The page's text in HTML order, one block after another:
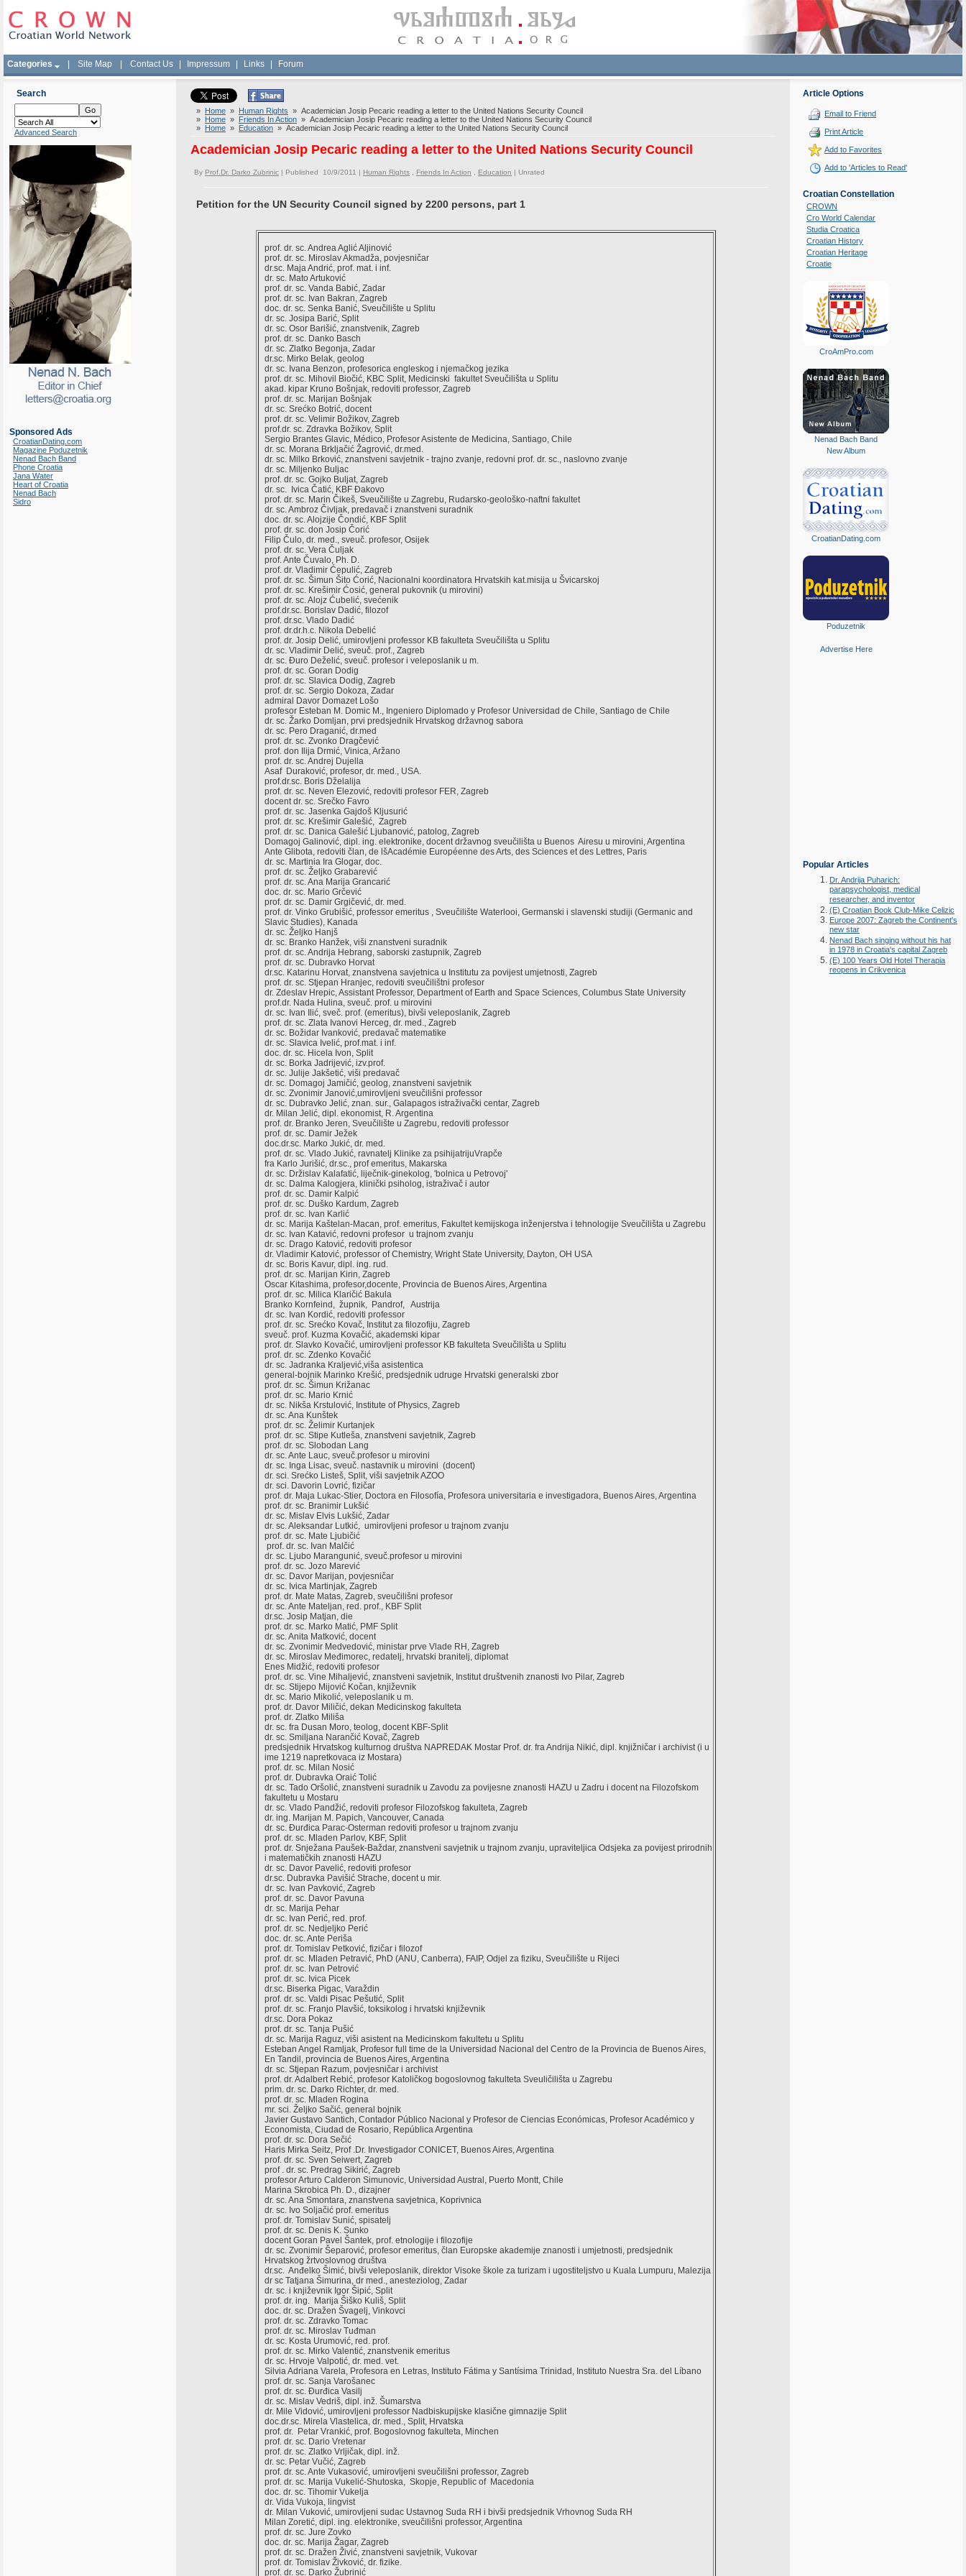
Categories Site Map Contact Us Impressum Links Forum
Search
Advanced Search
Sponsored Ads
CroatianDating.com
Magazine Poduzetnik
Nenad Bach Band
Phone Croatia
Jana Water
Heart of Croatia
Nenad Bach
Sidro
» Home » Human Rights » Academician Josip Pecaric reading a letter to the United Nations Security Council
» Home » Friends In Action » Academician Josip Pecaric reading a letter to the United Nations Security Council
» Home » Education » Academician Josip Pecaric reading a letter to the United Nations Security Council
Academician Josip Pecaric reading a letter to the United Nations Security Council
By Prof.Dr. Darko Zubrinic | Published 10/9/2011 | Human Rights Friends In Action Education | Unrated
Petition for the UN Security Council signed by 2200 persons, part 1
prof. dr. sc. Andrea Aglić Aljinović
prof. dr. sc. Miroslav Akmadža, povjesničar
dr.sc. Maja Andrić, prof. mat. i inf.
dr. sc. Mato Artuković
prof. dr. sc. Vanda Babić, Zadar
prof. dr. sc. Ivan Bakran, Zagreb
doc. dr. sc. Senka Banić, Sveučilište u Splitu
dr. sc. Josipa Barić, Split
dr. sc. Osor Barišić, znanstvenik, Zagreb
prof. dr. sc. Danko Basch
dr. sc. Zlatko Begonja, Zadar
dr.sc. Mirko Belak, geolog
dr. sc. Ivana Benzon, profesorica engleskog i njemačkog jezika
prof. dr. sc. Mihovil Biočić, KBC Split, Medicinski fakultet Sveučilišta u Splitu
akad. kipar Kruno Bošnjak, redoviti professor, Zagreb
prof. dr. sc. Marijan Bošnjak
dr. sc. Srećko Botrić, docent
prof. dr. sc. Velimir Božikov, Zagreb
prof.dr. sc. Zdravka Božikov, Split
Sergio Brantes Glavic, Médico, Profesor Asistente de Medicina, Santiago, Chile
dr. sc. Morana Brkljačić Žagrović, dr.med.
dr. sc. Milko Brković, znanstveni savjetnik - trajno zvanje, redovni prof. dr. sc., naslovno zvanje
dr. sc. Miljenko Buljac
prof. dr. sc. Gojko Buljat, Zagreb
dr. sc. Ivica Čatić, KBF Đakovo
prof. dr. sc. Marin Čikeš, Sveučilište u Zagrebu, Rudarsko-geološko-naftni fakultet
dr. sc. Ambroz Čivljak, predavač i znanstveni suradnik
doc. dr. sc. Alojzije Čondić, KBF Split
prof. dr. sc. don Josip Čorić
Filip Čulo, dr. med., sveuč. profesor, Osijek
prof. dr. sc. Vera Čuljak
prof. Ante Čuvalo, Ph. D.
prof. dr. Vladimir Ćepulić, Zagreb
prof. dr. sc. Šimun Šito Ćorić, Nacionalni koordinatora Hrvatskih kat.misija u Švicarskoj
prof. dr. sc. Krešimir Ćosić, general pukovnik (u mirovini)
prof. dr. sc. Alojz Ćubelić, svećenik
prof.dr.sc. Borislav Dadić, filozof
prof. dr.sc. Vlado Dadić
prof. dr.dr.h.c. Nikola Debelić
prof. dr. Josip Delić, umirovljeni professor KB fakulteta Sveučilišta u Splitu
dr. sc. Vladimir Delić, sveuč. prof., Zagreb
dr. sc. Đuro Deželić, sveuč. profesor i veleposlanik u m.
prof. dr. sc. Goran Dodig
prof. dr. sc. Slavica Dodig, Zagreb
prof. dr. sc. Sergio Dokoza, Zadar
admiral Davor Domazet Lošo
profesor Esteban M. Domic M., Ingeniero Diplomado y Profesor Universidad de Chile, Santiago de Chile
dr. sc. Žarko Domljan, prvi predsjednik Hrvatskog državnog sabora
dr. sc. Pero Draganić, dr.med
prof. dr. sc. Zvonko Dragčević
prof. don Ilija Drmić, Vinica, Aržano
prof. dr. sc. Andrej Dujella
Asaf Duraković, profesor, dr. med., USA.
prof.dr.sc. Boris Dželalija
prof. dr. sc. Neven Elezović, redoviti profesor FER, Zagreb
docent dr. sc. Srečko Favro
prof. dr. sc. Jasenka Gajdoš Kljusurić
prof. dr. sc. Krešimir Galešić, Zagreb
prof. dr. sc. Danica Galešić Ljubanović, patolog, Zagreb
Domagoj Galinović, dipl. ing. elektronike, docent državnog sveučilišta u Buenos Airesu u mirovini, Argentina
Ante Glibota, redoviti član, de lšAcadémie Européenne des Arts, des Sciences et des Lettres, Paris
dr. sc. Martinia Ira Glogar, doc.
prof. dr. sc. Željko Grabarević
prof. dr. sc. Ana Marija Grancarić
doc. dr. sc. Mario Grčević
prof. dr. sc. Damir Grgičević, dr. med.
prof. dr. Vinko Grubišić, professor emeritus , Sveučilište Waterlooi, Germanski i slavenski studiji (Germanic and
Slavic Studies), Kanada
dr. sc. Željko Hanjš
dr. sc. Branko Hanžek, viši znanstveni suradnik
prof. dr. sc. Andrija Hebrang, saborski zastupnik, Zagreb
prof. dr. sc. Dubravko Horvat
dr.sc. Katarinu Horvat, znanstvena savjetnica u Institutu za povijest umjetnosti, Zagreb
prof. dr. sc. Stjepan Hranjec, redoviti sveučilištni profesor
dr. Zdeslav Hrepic, Assistant Professor, Department of Earth and Space Sciences, Columbus State University
prof.dr. Nada Hulina, sveuč. prof. u mirovini
dr. sc. Ivan Ilić, sveč. prof. (emeritus), bivši veleposlanik, Zagreb
prof. dr. sc. Zlata Ivanovi Herceg, dr. med., Zagreb
dr. sc. Božidar Ivanković, predavač matematike
dr. sc. Slavica Ivelić, prof.mat. i inf.
doc. dr. sc. Hicela Ivon, Split
dr. sc. Borka Jadrijević, izv.prof.
dr. sc. Julije Jakšetić, viši predavač
dr. sc. Domagoj Jamičić, geolog, znanstveni savjetnik
dr. sc. Zvonimir Janović,umirovljeni sveučilišni professor
dr. sc. Dubravko Jelić, znan. sur., Galapagos istraživački centar, Zagreb
dr. Milan Jelić, dipl. ekonomist, R. Argentina
prof. dr. Branko Jeren, Sveučilište u Zagrebu, redoviti professor
prof. dr. sc. Damir Ježek
doc.dr.sc. Marko Jukić, dr. med.
prof. dr. sc. Vlado Jukić, ravnatelj Klinike za psihijatrijuVrapče
fra Karlo Jurišić, dr.sc., prof emeritus, Makarska
dr. sc. Držislav Kalafatić, liječnik-ginekolog, 'bolnica u Petrovoj'
dr. sc. Dalma Kalogjera, klinički psiholog, istraživač i autor
prof. dr. sc. Damir Kalpić
prof. dr. sc. Duško Kardum, Zagreb
prof. dr. sc. Ivan Karlić
dr. sc. Marija Kaštelan-Macan, prof. emeritus, Fakultet kemijskoga inženjerstva i tehnologije Sveučilišta u Zagrebu
dr. sc. Ivan Katavić, redovni profesor u trajnom zvanju
dr. sc. Drago Katović, redoviti profesor
dr. Vladimir Katović, professor of Chemistry, Wright State University, Dayton, OH USA
dr. sc. Boris Kavur, dipl. ing. rud.
prof. dr. sc. Marijan Kirin, Zagreb
Oscar Kitashima, profesor,docente, Provincia de Buenos Aires, Argentina
prof. dr. sc. Milica Klaričić Bakula
Branko Kornfeind, župnik, Pandrof, Austrija
dr. sc. Ivan Kordić, redoviti professor
prof. dr. sc. Srećko Kovač, Institut za filozofiju, Zagreb
sveuč. prof. Kuzma Kovačić, akademski kipar
prof. dr. Slavko Kovačić, umirovljeni professor KB fakulteta Sveučilišta u Splitu
prof. dr. sc. Zdenko Kovačić
dr. sc. Jadranka Kraljević,viša asistentica
general-bojnik Marinko Krešić, predsjednik udruge Hrvatski generalski zbor
prof. dr. sc. Šimun Križanac
prof. dr. sc. Mario Krnić
dr. sc. Nikša Krstulović, Institute of Physics, Zagreb
dr. sc. Ana Kunštek
prof. dr. sc. Želimir Kurtanjek
prof. dr. sc. Stipe Kutleša, znanstveni savjetnik, Zagreb
prof. dr. sc. Slobodan Lang
dr. sc. Ante Lauc, sveuč.profesor u mirovini
dr. sc. Inga Lisac, sveuč. nastavnik u mirovini (docent)
dr. sci. Srećko Listeš, Split, viši savjetnik AZOO
dr. sci. Davorin Lovrić, fizičar
prof. dr. Maja Lukac-Stier, Doctora en Filosofía, Profesora universitaria e investigadora, Buenos Aires, Argentina
prof. dr. sc. Branimir Lukšić
dr. sc. Mislav Elvis Lukšić, Zadar
dr. sc. Aleksandar Lutkić, umirovljeni profesor u trajnom zvanju
prof. dr. sc. Mate Ljubičić
prof. dr. sc. Ivan Malčić
dr. sc. Ljubo Marangunić, sveuč.profesor u mirovini
prof. dr. sc. Jozo Marević
dr. sc. Davor Marijan, povjesničar
dr. sc. Ivica Martinjak, Zagreb
prof. dr. Mate Matas, Zagreb, sveučilišni profesor
dr. sc. Ante Mateljan, red. prof., KBF Split
dr.sc. Josip Matjan, die
prof. dr. sc. Marko Matić, PMF Split
dr. sc. Anita Matković, docent
dr. sc. Zvonimir Medvedović, ministar prve Vlade RH, Zagreb
dr. sc. Miroslav Međimorec, redatelj, hrvatski branitelj, diplomat
Enes Midžić, redoviti profesor
prof. dr. sc. Vine Mihaljević, znanstveni savjetnik, Institut društvenih znanosti Ivo Pilar, Zagreb
dr. sc. Stijepo Mijović Kočan, književnik
dr. sc. Mario Mikolić, veleposlanik u m.
prof. dr. Davor Miličić, dekan Medicinskog fakulteta
prof. dr. Zlatko Miliša
dr. sc. fra Dusan Moro, teolog, docent KBF-Split
dr. sc. Smiljana Narančić Kovač, Zagreb
predsjednik Hrvatskog kulturnog društva NAPREDAK Mostar Prof. dr. fra Andrija Nikić, dipl. knjižničar i archivist (i u
ime 1219 napretkovaca iz Mostara)
prof. dr. sc. Milan Nosić
prof. dr. Dubravka Oraić Tolić
dr. sc. Tado Oršolić, znanstveni suradnik u Zavodu za povijesne znanosti HAZU u Zadru i docent na Filozofskom
fakultetu u Mostaru
dr. sc. Vlado Pandžić, redoviti profesor Filozofskog fakulteta, Zagreb
dr. ing. Marijan M. Papich, Vancouver, Canada
dr. sc. Đurđica Parac-Osterman redoviti profesor u trajnom zvanju
prof. dr. sc. Mladen Parlov, KBF, Split
prof. dr. Snježana Paušek-Baždar, znanstveni savjetnik u trajnom zvanju, upraviteljica Odsjeka za povijest prirodnih
i matematičkih znanosti HAZU
dr. sc. Davor Pavelić, redoviti profesor
dr.sc. Dubravka Pavišić Strache, docent u mir.
dr. sc. Ivan Pavković, Zagreb
prof. dr. sc. Davor Pavuna
dr. sc. Marija Pehar
dr. sc. Ivan Perić, red. prof.
prof. dr. sc. Nedjeljko Perić
doc. dr. sc. Ante Periša
prof. dr. Tomislav Petković, fizičar i filozof
prof. dr. sc. Mladen Petravić, PhD (ANU, Canberra), FAIP, Odjel za fiziku, Sveučilište u Rijeci
prof. dr. sc. Ivan Petrović
prof. dr. sc. Ivica Picek
dr.sc. Biserka Pigac, Varaždin
prof. dr. sc. Valdi Pisac Pešutić, Split
prof. dr. sc. Franjo Plavšić, toksikolog i hrvatski književnik
dr.sc. Dora Pokaz
prof. dr. sc. Tanja Pušić
dr. sc. Marija Raguz, viši asistent na Medicinskom fakultetu u Splitu
Esteban Angel Ramljak, Profesor full time de la Universidad Nacional del Centro de la Provincia de Buenos Aires,
En Tandil, provincia de Buenos Aires, Argentina
dr. sc. Stjepan Razum, povjesničar i archivist
prof. dr. Adalbert Rebić, profesor Katoličkog bogoslovnog fakulteta Sveuličilišta u Zagrebu
prim. dr. sc. Darko Richter, dr. med.
prof. dr. sc. Mladen Rogina
mr. sci. Željko Sačić, general bojnik
Javier Gustavo Santich, Contador Público Nacional y Profesor de Ciencias Económicas, Profesor Académico y
Economista, Ciudad de Rosario, República Argentina
prof. dr. sc. Dora Sečić
Haris Mirka Seitz, Prof .Dr. Investigador CONICET, Buenos Aires, Argentina
prof. dr. sc. Sven Seiwert, Zagreb
prof . dr. sc. Predrag Sikirić, Zagreb
profesor Arturo Calderon Simunovic, Universidad Austral, Puerto Montt, Chile
Marina Skrobica Ph. D., dizajner
dr. sc. Ana Smontara, znanstvena savjetnica, Koprivnica
dr. sc. Ivo Soljačić prof. emeritus
prof. dr. Tomislav Sunić, spisatelj
prof. dr. sc. Denis K. Sunko
docent Goran Pavel Šantek, prof. etnologije i filozofije
dr. sc. Zvonimir Šeparović, profesor emeritus, član Europske akademije znanosti i umjetnosti, predsjednik
Hrvatskog žrtvoslovnog društva
dr.sc. Anđelko Šimić, bivši veleposlanik, direktor Visoke škole za turizam i ugostiteljstvo u Kuala Lumpuru, Malezija
dr sc Tatjana Šimurina, dr med., anesteziolog, Zadar
dr. sc. i književnik Igor Šipić, Split
prof. dr. ing. Marija Šiško Kuliš, Split
doc. dr. sc. Dražen Švagelj, Vinkovci
prof. dr. sc. Zdravko Tomac
prof. dr. sc. Miroslav Tuđman
dr. sc. Kosta Urumović, red. prof.
prof. dr. sc. Mirko Valentić, znanstvenik emeritus
dr. sc. Hrvoje Valpotić, dr. med. vet.
Silvia Adriana Varela, Profesora en Letras, Instituto Fátima y Santísima Trinidad, Instituto Nuestra Sra. del Líbano
prof. dr. sc. Sanja Varošanec
prof. dr. sc. Đurđica Vasilj
dr. sc. Mislav Vedriš, dipl. inž. Šumarstva
dr. Mile Vidović, umirovljeni professor Nadbiskupijske klasične gimnazije Split
doc.dr.sc. Mirela Vlastelica, dr. med., Split, Hrvatska
prof. dr. Petar Vrankić, prof. Bogoslovnog fakulteta, Minchen
prof. dr. sc. Dario Vretenar
prof. dr. sc. Zlatko Vrljičak, dipl. inž.
dr. sc. Petar Vučić, Zagreb
prof. dr. sc. Ante Vukasović, umirovljeni sveučilišni professor, Zagreb
prof. dr. sc. Marija Vukelić-Shutoska, Skopje, Republic of Macedonia
doc. dr. sc. Tihomir Vukelja
dr. Vida Vukoja, lingvist
dr. Milan Vuković, umirovljeni sudac Ustavnog Suda RH i bivši predsjednik Vrhovnog Suda RH
Milan Zoretić, dipl. ing. elektronike, sveučilišni professor, Argentina
prof. dr. sc. Jure Zovko
doc. dr. sc. Marija Žagar, Zagreb
prof. dr. sc. Dražen Živić, znanstveni savjetnik, Vukovar
prof. dr. Tomislav Živković, dr. fizike.
prof. dr. sc. Darko Žubrinić
Article Options
Email to Friend
Print Article
Add to Favorites
Add to 'Articles to Read'
Croatian Constellation
CROWN
Cro World Calendar
Studia Croatica
Croatian History
Croatian Heritage
Croatie
CroAmPro.com
Nenad Bach Band
New Album
CroatianDating.com
Poduzetnik
Advertise Here
Popular Articles
Dr. Andrija Puharich:
parapsychologist, medical
researcher, and inventor
(E) Croatian Book Club-Mike Celizic
Europe 2007: Zagreb the Continent's
new star
Nenad Bach singing without his hat
in 1978 in Croatia's capital Zagreb
(E) 100 Years Old Hotel Therapia
reopens in Crikvenica